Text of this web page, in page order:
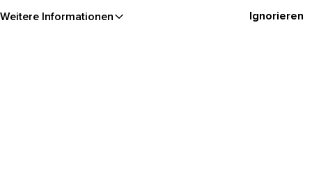
Weitere Informationen Ignorieren